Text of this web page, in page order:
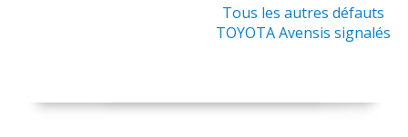
Tous les autres défauts
TOYOTA Avensis signalés